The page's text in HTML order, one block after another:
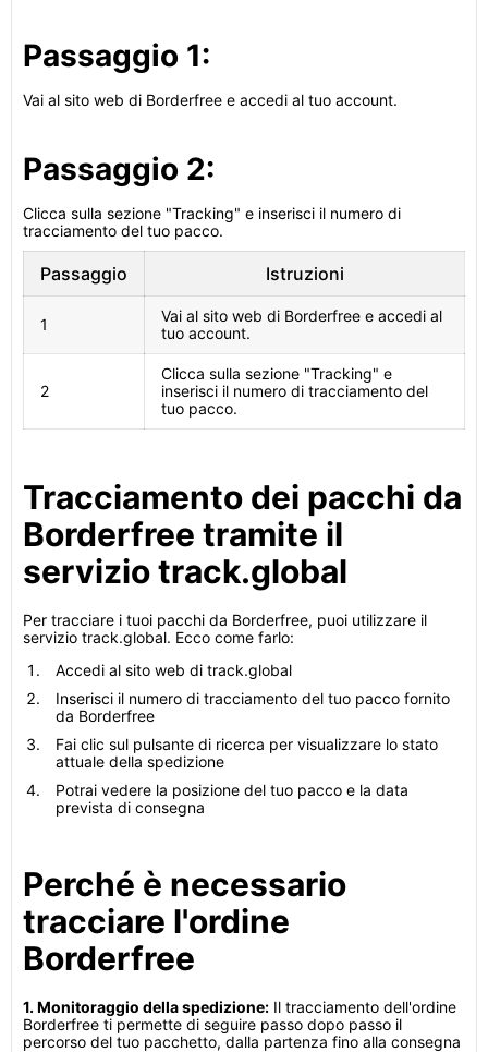
Passaggio 1:
Vai al sito web di Borderfree e accedi al tuo account.
Passaggio 2:
Clicca sulla sezione "Tracking" e inserisci il numero di
tracciamento del tuo pacco.
Passaggio Istruzioni
1
Vai al sito web di Borderfree e accedi al
tuo account.
2
Clicca sulla sezione "Tracking" e
inserisci il numero di tracciamento del
tuo pacco.
Tracciamento dei pacchi da
Borderfree tramite il
servizio track.global
Per tracciare i tuoi pacchi da Borderfree, puoi utilizzare il
servizio track.global. Ecco come farlo:
Accedi al sito web di track.global
Inserisci il numero di tracciamento del tuo pacco fornito
da Borderfree
Fai clic sul pulsante di ricerca per visualizzare lo stato
attuale della spedizione
Potrai vedere la posizione del tuo pacco e la data
prevista di consegna
Perché è necessario
tracciare l'ordine
Borderfree
1. Monitoraggio della spedizione: Il tracciamento dell'ordine
Borderfree ti permette di seguire passo dopo passo il
percorso del tuo pacchetto, dalla partenza fino alla consegna